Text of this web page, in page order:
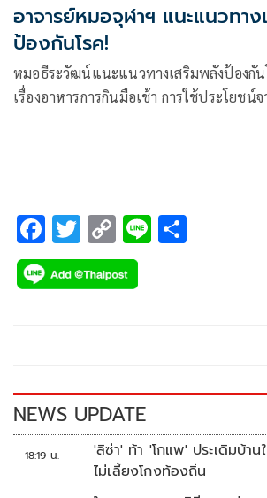
อาจารย์หมอจุฬาฯ แนะแนวทา
ป้องกันโรค!
หมอธีระวัฒน์แนะแนวทางเสริมพลังป้องกัน
เรื่องอาหารการกินมือเช้า การใช้ประโยชน์
F
ac
e
k
T
wi
tt
C
o
p
k
Li
NEWS UPDATE
18:19 น.
'ลิซ่า' ท้า 'โกแพ' ประเดิมบ้า
ไม่เลี้ยงโกงท้องถิ่น